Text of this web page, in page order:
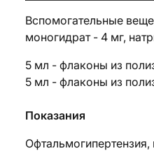
Вспомогательные
моногидрат - 4 мг,
5 мл - флаконы из
5 мл - флаконы из
Показания